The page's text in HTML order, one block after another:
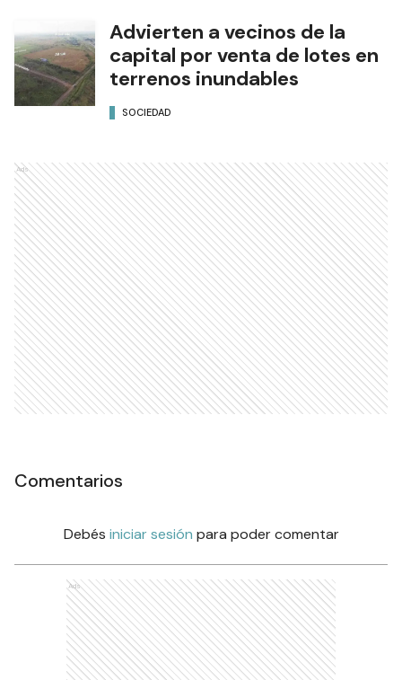
Advierten a vecinos de la
capital por venta de lotes en
terrenos inundables
SOCIEDAD
Ads
Comentarios
Debés iniciar sesión para poder comentar
Ads